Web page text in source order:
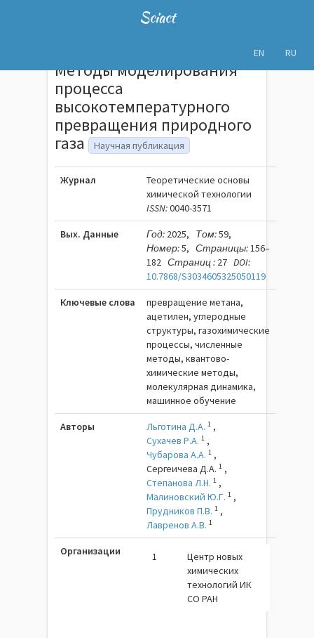
Sciact
EN RU
Методы моделирования
процесса
высокотемпературного
превращения природного
газа Научная публикация
Журнал
Теоретические основы
химической технологии
ISSN:0040-3571
Вых. Данные Год: 2025, Том:59,
Номер:5, Страницы:156–
182 Страниц : 27 DOI:
10.7868/S3034605325050119
Ключевые слова
превращение метана,
ацетилен, углеродные
структуры, газохимические
процессы, численные
методы, квантово-
химические методы,
молекулярная динамика,
машинное обучение
Авторы Льготина Д.А. 1 ,
Сухачев Р.А. 1 ,
Чубарова А.А. 1 ,
Сергеичева Д.А.1 ,
Степанова Л.Н. 1 ,
Малиновский Ю.Г. 1 ,
Прудников П.В. 1 ,
Лавренов А.В. 1
Организации 1
Центр новых
химических
технологий ИК
СО РАН